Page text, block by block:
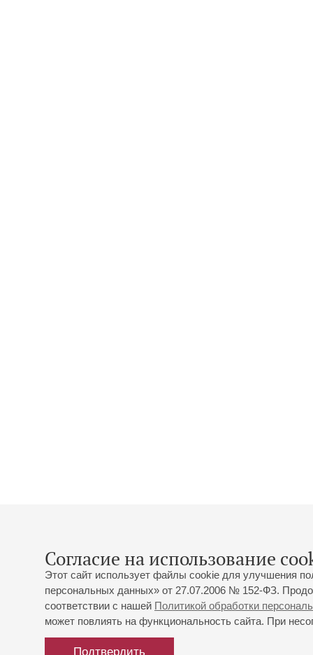
Согласие на использование
Этот сайт использует файлы cookie для улучшения
персональных данных» от 27.07.2006 № 152-ФЗ.
соответствии с нашей Политикой обработки
может повлиять на функциональность сайта. При
Подтвердить